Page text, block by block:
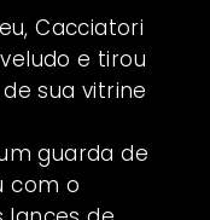
Cacciatori
e tirou
sua vitrine
guarda de
com o